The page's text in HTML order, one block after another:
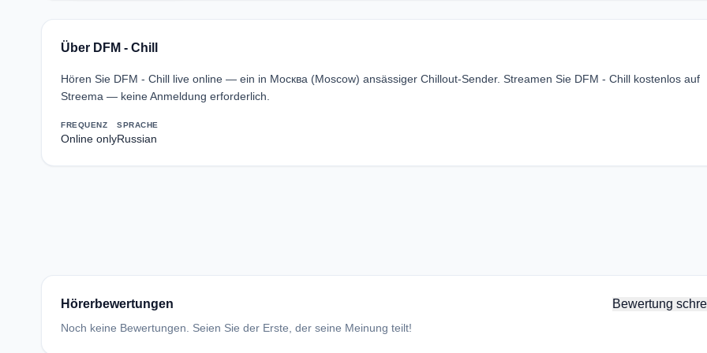
Über DFM - Chill
Hören Sie DFM - Chill live online — ein in Москва (Moscow) ansässiger Chillout-Sender. Streamen Sie DFM - Chill kostenlos auf
Streema — keine Anmeldung erforderlich.
FREQUENZ
Online only
SPRACHE
Russian
Hörerbewertungen Bewertung
Noch keine Bewertungen. Seien Sie der Erste, der seine Meinung teilt!